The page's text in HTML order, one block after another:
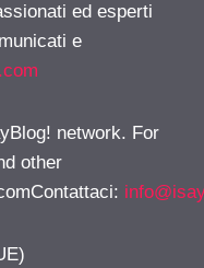
ed esperti
e
network. For
other
: